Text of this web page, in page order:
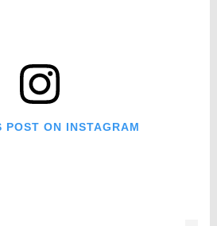
POST ON INSTAGRAM